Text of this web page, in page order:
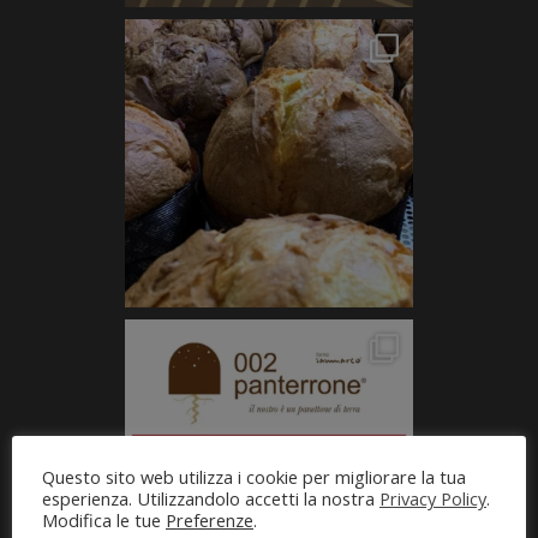
Questo sito web utilizza i cookie per migliorare la tua
esperienza. Utilizzandolo accetti la nostra Privacy Policy.
Modifica le tue Preferenze.